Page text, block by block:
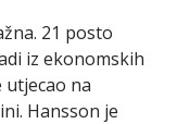
21 posto
iz ekonomskih
na
Hansson je